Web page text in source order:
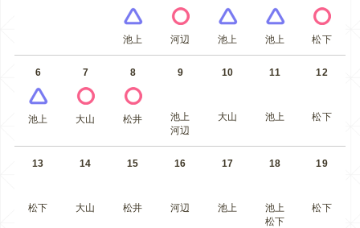
池上 河辺 池上 池上 松下
6
池上
7
大山
8
松井
9
池上
河辺
10
大山
11
池上
12
松下
13
松下
14
大山
15
松井
16
河辺
17
池上
18
池上
松下
19
松下